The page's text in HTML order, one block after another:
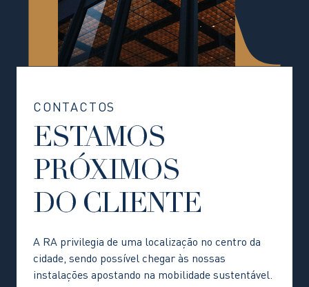
CONTACTOS
ESTAMOS
PRÓXIMOS
DO CLIENTE
A RA privilegia de uma localização no centro da
cidade, sendo possível chegar às nossas
instalações apostando na mobilidade sustentável.